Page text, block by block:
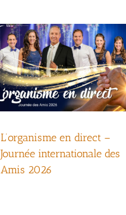
L’organisme en direct –
Journée internationale des
Amis 2026